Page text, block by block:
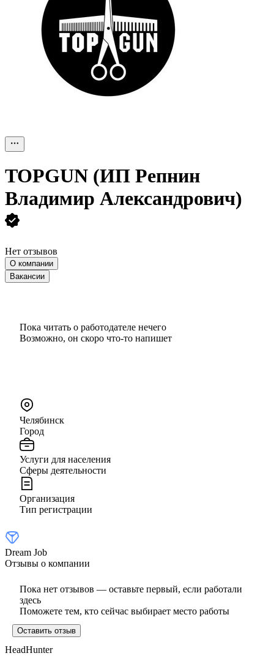
TOPGUN (ИП Репнин
Владимир Александрович)
Нет отзывов
О компании
Вакансии
Пока читать о работодателе нечего
Возможно, он скоро что‑то напишет
Челябинск
Город
Услуги для населения
Сферы деятельности
Организация
Тип регистрации
Dream Job
Отзывы о компании
Пока нет отзывов — оставьте первый, если работали
здесь
Поможете тем, кто сейчас выбирает место работы
Оставить отзыв
HeadHunter